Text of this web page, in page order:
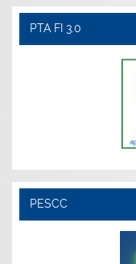
PTA FI 3.0
PESCC